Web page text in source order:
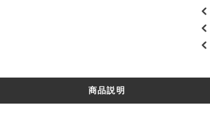
商品説明